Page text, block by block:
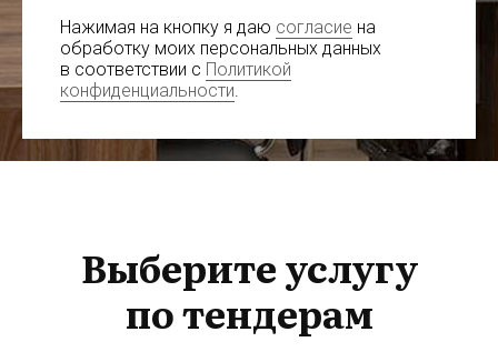
Нажимая на кнопку я даю согласие на
обработку моих персональных данных
в соответствии с Политикой
конфиденциальности
Выберите услугу
по тендерам